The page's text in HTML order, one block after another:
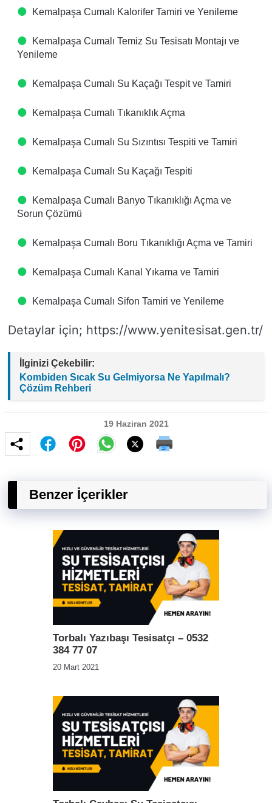
Kemalpaşa Cumalı Kalorifer Tamiri ve Yenileme
Kemalpaşa Cumalı Temiz Su Tesisatı Montajı ve
Yenileme
Kemalpaşa Cumalı Su Kaçağı Tespit ve Tamiri
Kemalpaşa Cumalı Tıkanıklık Açma
Kemalpaşa Cumalı Su Sızıntısı Tespiti ve Tamiri
Kemalpaşa Cumalı Su Kaçağı Tespiti
Kemalpaşa Cumalı Banyo Tıkanıklığı Açma ve
Sorun Çözümü
Kemalpaşa Cumalı Boru Tıkanıklığı Açma ve Tamiri
Kemalpaşa Cumalı Kanal Yıkama ve Tamiri
Kemalpaşa Cumalı Sifon Tamiri ve Yenileme
Detaylar için; https://www.yenitesisat.gen.tr/
İlginizi Çekebilir:
Kombiden Sıcak Su Gelmiyorsa Ne Yapılmalı?
Çözüm Rehberi
19 Haziran 2021
Benzer İçerikler
Torbalı Yazıbaşı Tesisatçı – 0532
384 77 07
20 Mart 2021